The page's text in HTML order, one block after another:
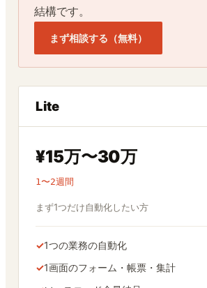
結構です。
まず相談する（無料）
Lite
¥15万〜30万
1〜2週間
まず1つだけ自動化したい方
✓1つの業務の自動化
✓1画面のフォーム・帳票・集計